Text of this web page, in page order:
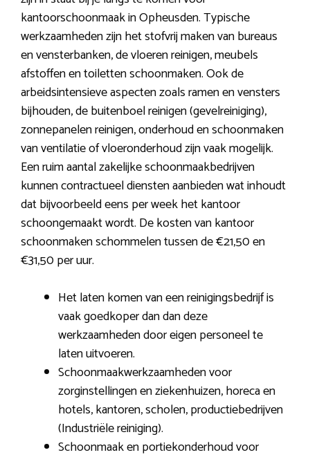
kantoorschoonmaak in Opheusden. Typische
werkzaamheden zijn het stofvrij maken van bureaus
en vensterbanken, de vloeren reinigen, meubels
afstoffen en toiletten schoonmaken. Ook de
arbeidsintensieve aspecten zoals ramen en vensters
bijhouden, de buitenboel reinigen (gevelreiniging),
zonnepanelen reinigen, onderhoud en schoonmaken
van ventilatie of vloeronderhoud zijn vaak mogelijk.
Een ruim aantal zakelijke schoonmaakbedrijven
kunnen contractueel diensten aanbieden wat inhoudt
dat bijvoorbeeld eens per week het kantoor
schoongemaakt wordt. De kosten van kantoor
schoonmaken schommelen tussen de €21,50 en
€31,50 per uur.
Het laten komen van een reinigingsbedrijf is
vaak goedkoper dan dan deze
werkzaamheden door eigen personeel te
laten uitvoeren.
Schoonmaakwerkzaamheden voor
zorginstellingen en ziekenhuizen, horeca en
hotels, kantoren, scholen, productiebedrijven
(Industriële reiniging).
Schoonmaak en portiekonderhoud voor